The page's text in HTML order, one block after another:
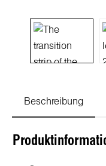
Beschreibung